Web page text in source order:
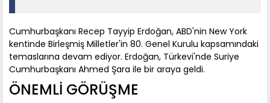
Cumhurbaşkanı Recep Tayyip Erdoğan, ABD'nin New York
kentinde Birleşmiş Milletler'in 80. Genel Kurulu kapsamındaki
temaslarına devam ediyor. Erdoğan, Türkevi'nde Suriye
Cumhurbaşkanı Ahmed Şara ile bir araya geldi.
ÖNEMLİ GÖRÜŞME